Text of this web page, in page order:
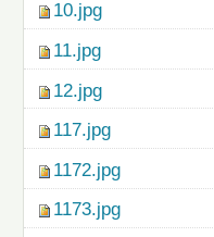
10.jpg
11.jpg
12.jpg
117.jpg
1172.jpg
1173.jpg